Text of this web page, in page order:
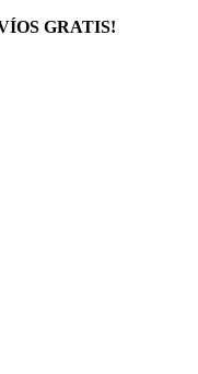
GRATIS!